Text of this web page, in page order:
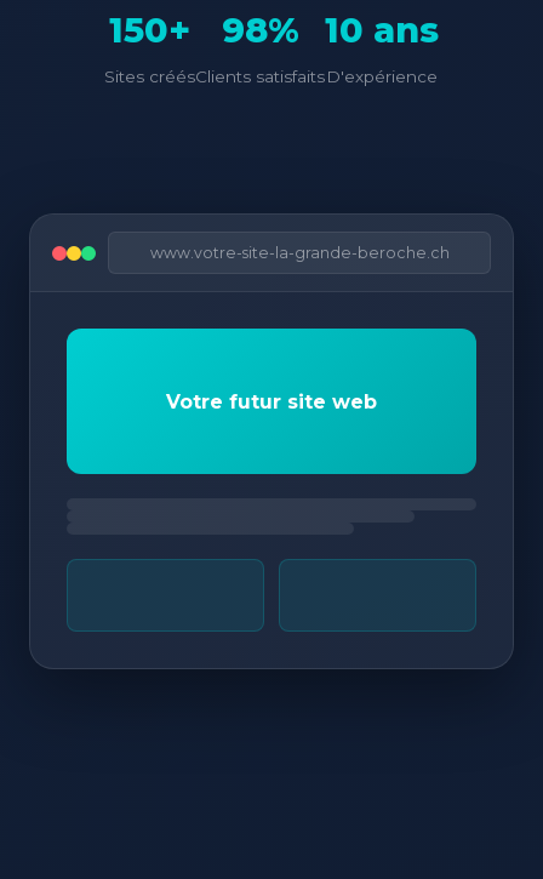
150+
Sites créés
98%
Clients satisfaits
10 ans
D'expérience
www.votre-site-la-grande-beroche.ch
Votre futur site web